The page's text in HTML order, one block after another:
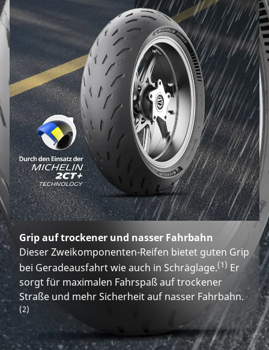
Grip auf trockener und nasser Fahrbahn
Dieser Zweikomponenten-Reifen bietet guten Grip
bei Geradeausfahrt wie auch in Schräglage.(1) Er
sorgt für maximalen Fahrspaß auf trockener
Straße und mehr Sicherheit auf nasser Fahrbahn.
(2)